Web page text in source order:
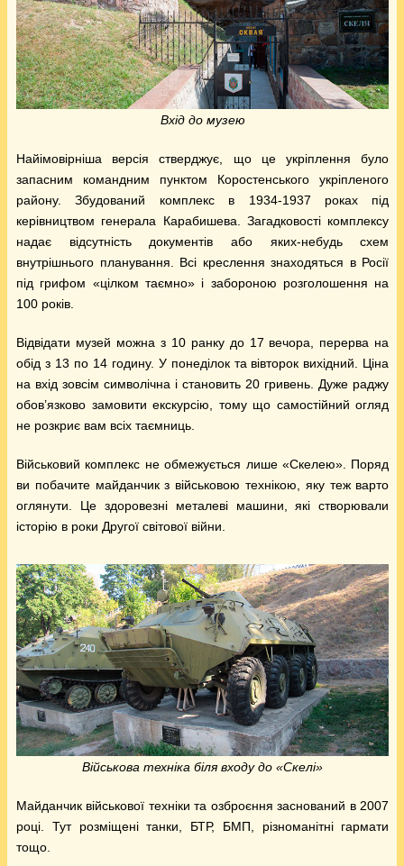
Вхід до музею
Найімовірніша версія стверджує, що це укріплення було
запасним командним пунктом Коростенського укріпленого
району. Збудований комплекс в 1934-1937 роках під
керівництвом генерала Карабишева. Загадковості комплексу
надає відсутність документів або яких-небудь схем
внутрішнього планування. Всі креслення знаходяться в Росії
під грифом «цілком таємно» і забороною розголошення на
100 років.
Відвідати музей можна з 10 ранку до 17 вечора, перерва на
обід з 13 по 14 годину. У понеділок та вівторок вихідний. Ціна
на вхід зовсім символічна і становить 20 гривень. Дуже раджу
обов’язково замовити екскурсію, тому що самостійний огляд
не розкриє вам всіх таємниць.
Військовий комплекс не обмежується лише «Скелею». Поряд
ви побачите майданчик з військовою технікою, яку теж варто
оглянути. Це здоровезні металеві машини, які створювали
історію в роки Другої світової війни.
Військова техніка біля входу до «Скелі»
Майданчик військової техніки та озброєння заснований в 2007
році. Тут розміщені танки, БТР, БМП, різноманітні гармати
тощо.